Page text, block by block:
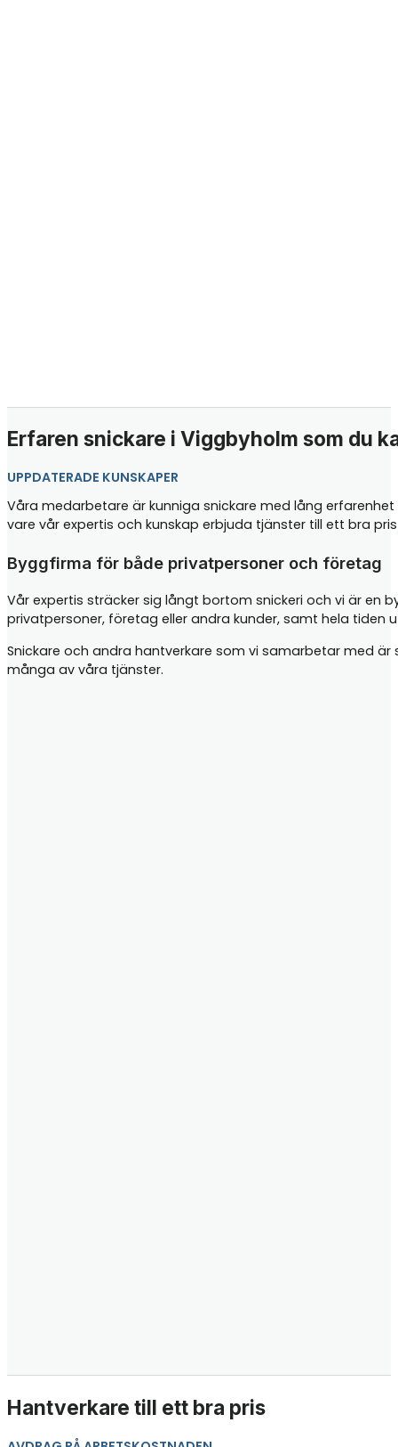
Erfaren snickare i Viggbyholm som du
UPPDATERADE KUNSKAPER
Våra medarbetare är kunniga snickare med lång
vare vår expertis och kunskap erbjuda tjänster till ett bra
Byggfirma för både privatpersoner och företag
Vår expertis sträcker sig långt bortom snickeri och vi är
privatpersoner, företag eller andra kunder, samt hela tiden
Snickare och andra hantverkare som vi samarbetar med
många av våra tjänster.
Hantverkare till ett bra pris